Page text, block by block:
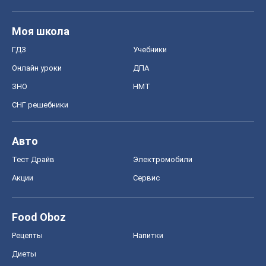
Моя школа
ГДЗ Учебники
Онлайн уроки ДПА
ЗНО НМТ
СНГ решебники
Авто
Тест Драйв Электромобили
Акции Сервис
Food Oboz
Рецепты Напитки
Диеты